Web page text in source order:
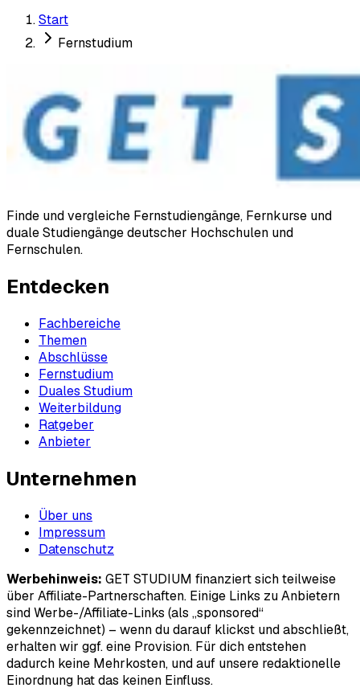
Start
Fernstudium
Finde und vergleiche Fernstudiengänge, Fernkurse und
duale Studiengänge deutscher Hochschulen und
Fernschulen.
Entdecken
Fachbereiche
Themen
Abschlüsse
Fernstudium
Duales Studium
Weiterbildung
Ratgeber
Anbieter
Unternehmen
Über uns
Impressum
Datenschutz
Werbehinweis: GET STUDIUM finanziert sich teilweise
über Affiliate-Partnerschaften. Einige Links zu Anbietern
sind Werbe-/Affiliate-Links (als „sponsored“
gekennzeichnet) – wenn du darauf klickst und abschließt,
erhalten wir ggf. eine Provision. Für dich entstehen
dadurch keine Mehrkosten, und auf unsere redaktionelle
Einordnung hat das keinen Einfluss.